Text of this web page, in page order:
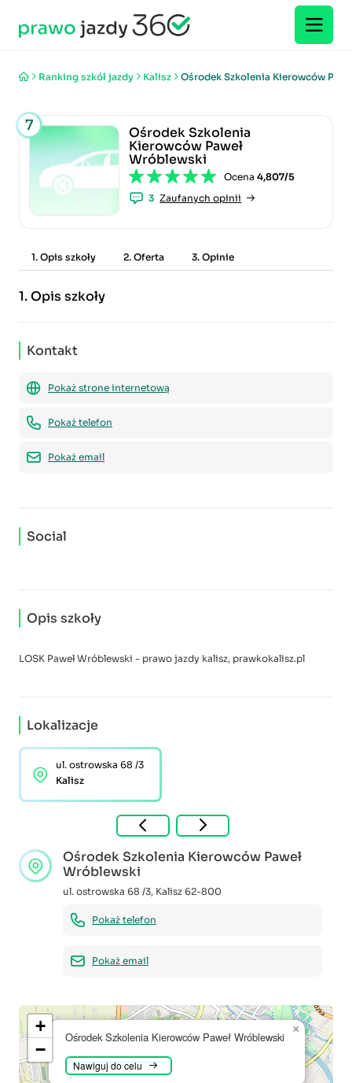
Ranking szkół jazdy Kalisz Ośrodek Szkolenia Kierowców
7
Ośrodek Szkolenia
Kierowców Paweł
Wróblewski
Ocena4,807/5
3 Zaufanych opinii
1. Opis szkoły 2. Oferta 3. Opinie
1.Opis szkoły
Kontakt
Pokaż strone internetową
Pokaż telefon
Pokaż email
Social
Opis szkoły
LOSK Paweł Wróblewski - prawo jazdy kalisz, prawkokalisz.pl
Lokalizacje
ul. ostrowska 68 /3
Kalisz
Ośrodek Szkolenia Kierowców Paweł
Wróblewski
ul. ostrowska 68 /3, Kalisz 62-800
Pokaż telefon
Pokaż email
Ośrodek Szkolenia Kierowców Paweł Wróblewski
Nawiguj do celu
×
+
−